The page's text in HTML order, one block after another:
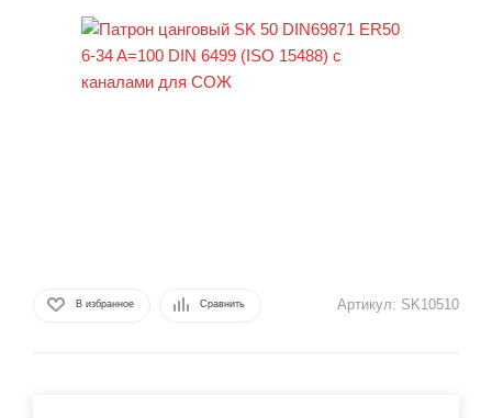
В избранное Сравнить Артикул: SK10510